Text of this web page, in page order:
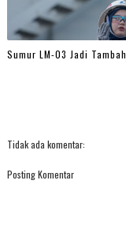
Sumur LM-03 Jadi
Tidak ada komentar:
Posting Komentar